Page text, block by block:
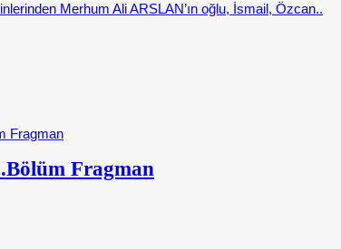
Merhum Ali ARSLAN’ın oğlu, İsmail, Özcan..
Fragman